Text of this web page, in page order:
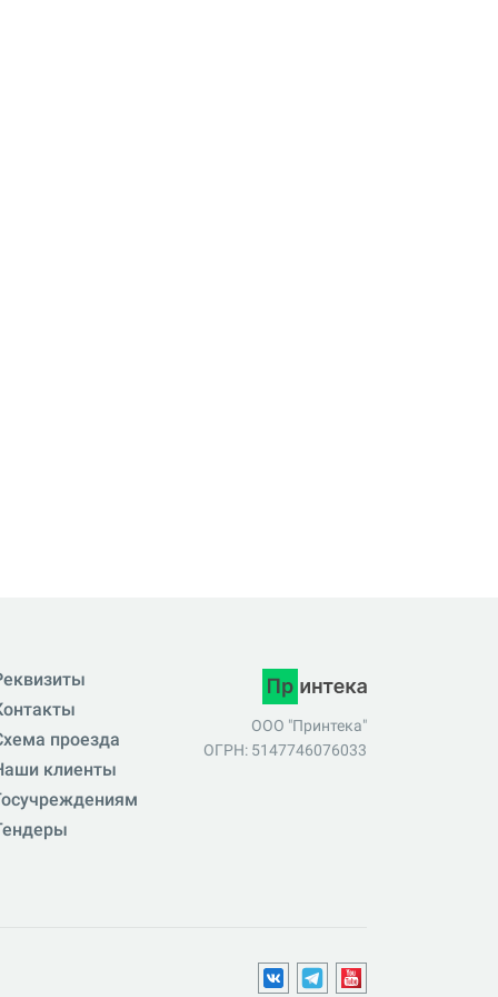
проезда
клиенты
ООО "Принтека"
ОГРН: 5147746076033